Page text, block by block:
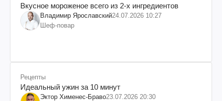
Вкусное мороженое всего из 2-х ингредиентов
Владимир Ярославский24.07.2026 10:27
Шеф-повар
Рецепты
Идеальный ужин за 10 минут
Эктор Хименес-Браво23.07.2026 20:30